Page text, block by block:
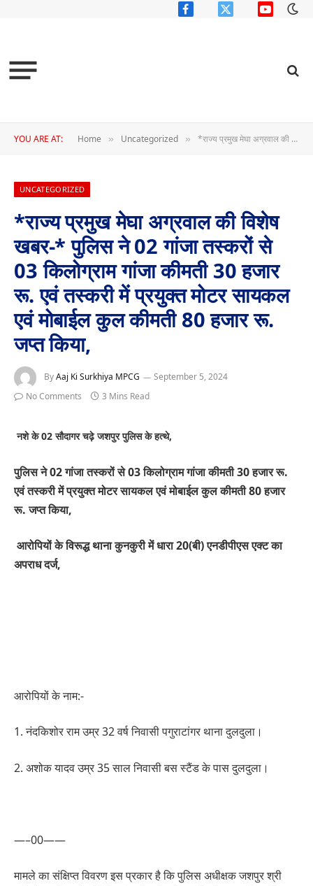
FacebookX
YouTube
YOU ARE AT: Home » Uncategorized » *राज्य प्रमुख मेघा अग्रवाल की विशेष खबर-* पुलिस ने 02 गांजा तस्करों से 03 किलोग्राम गांजा कीमती 30 हजार रू. एवं तस्करी में प्रयुक्त मोटर सायकल एवं मोबाईल कुल कीमती 80 हजार रू. जप्त किया,
UNCATEGORIZED
*राज्य प्रमुख मेघा अग्रवाल की विशेष
खबर-* पुलिस ने 02 गांजा तस्करों से
03 किलोग्राम गांजा कीमती 30 हजार
रू. एवं तस्करी में प्रयुक्त मोटर सायकल
एवं मोबाईल कुल कीमती 80 हजार रू.
जप्त किया,
ByAaj Ki Surkhiya MPCG
September 5, 2024
No Comments
3 Mins Read
नशे के 02 सौदागर चढ़े जशपुर पुलिस के हत्थे,
पुलिस ने 02 गांजा तस्करों से 03 किलोग्राम गांजा कीमती 30 हजार रू.
एवं तस्करी में प्रयुक्त मोटर सायकल एवं मोबाईल कुल कीमती 80 हजार
रू. जप्त किया,
आरोपियों के विरूद्ध थाना कुनकुरी में धारा 20(बी) एनडीपीएस एक्ट का
अपराध दर्ज,
आरोपियों के नाम:-
1. नंदकिशोर राम उम्र 32 वर्ष निवासी पगुराटांगर थाना दुलदुला।
2. अशोक यादव उम्र 35 साल निवासी बस स्टैंड के पास दुलदुला।
—–00——
मामले का संक्षिप्त विवरण इस प्रकार है कि पुलिस अधीक्षक जशपुर श्री